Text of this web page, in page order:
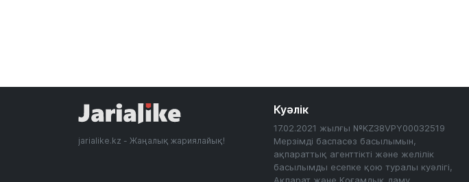
jarialike.kz - Жаңалық жариялайық!
Куәлік
17.02.2021 жылғы №KZ38VPY00032519
Мерзімді баспасөз басылымын,
ақпараттық агенттікті және желілік
басылымды есепке қою туралы куәлігі,